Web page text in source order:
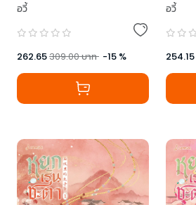
อวี้
262.65309.00บาท -15 %
อวี้
254.15